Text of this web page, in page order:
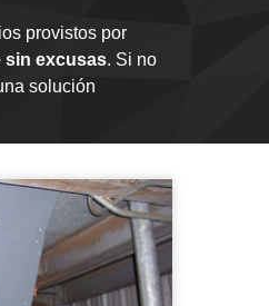
provistos por
sin excusas. Si no
solución